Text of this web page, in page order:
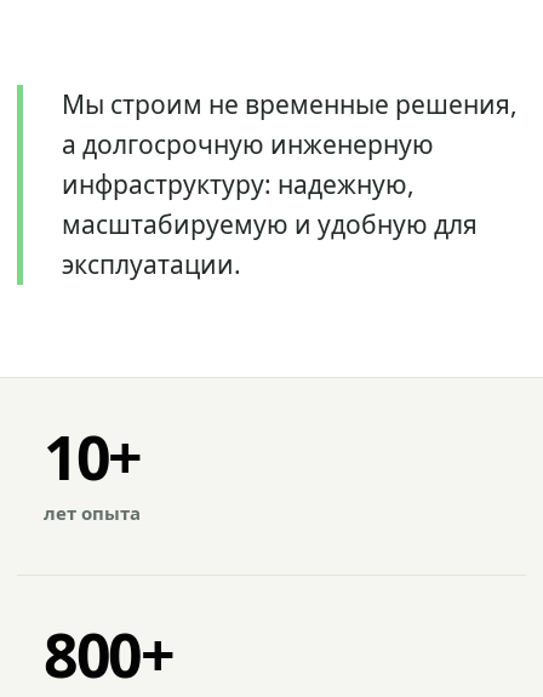
Мы строим не временные решения,
а долгосрочную инженерную
инфраструктуру: надежную,
масштабируемую и удобную для
эксплуатации.
10+
лет опыта
800+